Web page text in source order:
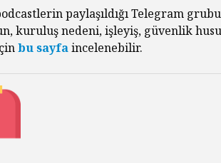
paylaşıldığı Telegram
kuruluş nedeni, işleyiş, güvenlik
bu sayfaincelenebilir.
Yıllık Hayvan
Özgürleşmesi
(Jean-Luc Godard,
1962)